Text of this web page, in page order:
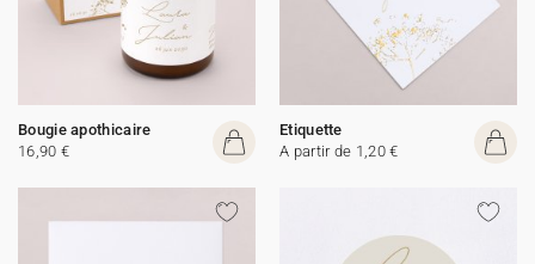
Bougie apothicaire
16,90 €
Etiquette
A partir de 1,20 €